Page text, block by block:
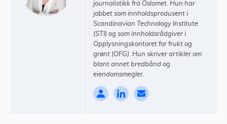
journalistikk fra Oslomet. Hun har
jobbet som innholdsprodusent i
Scandinavian Technology Institute
(STI) og som innholdsrådgiver i
Opplysningskontoret for frukt og
grønt (OFG). Hun skriver artikler om
blant annet bredbånd og
eiendomsmegler.